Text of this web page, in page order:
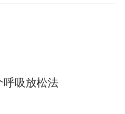
吸放松法